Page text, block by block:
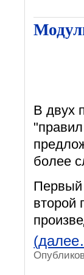
В двух
более
Первый
второй